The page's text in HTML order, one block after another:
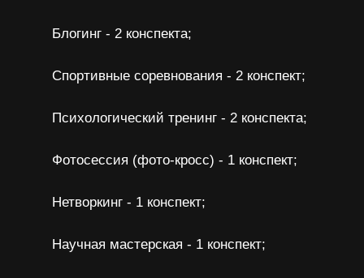
Блогинг - 2 конспекта;
Спортивные соревнования - 2 конспект;
Психологический тренинг - 2 конспекта;
Фотосессия (фото-кросс) - 1 конспект;
Нетворкинг - 1 конспект;
Научная мастерская - 1 конспект;